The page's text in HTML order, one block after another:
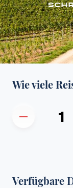
Wie viele
Verfügbare